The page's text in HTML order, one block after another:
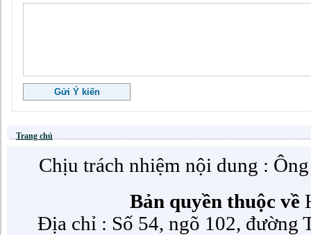
Trang chủ
Chịu trách nhiệm nội dung :
Bản quyền thuộc về
Địa chỉ : Số 54, ngõ 102, đường